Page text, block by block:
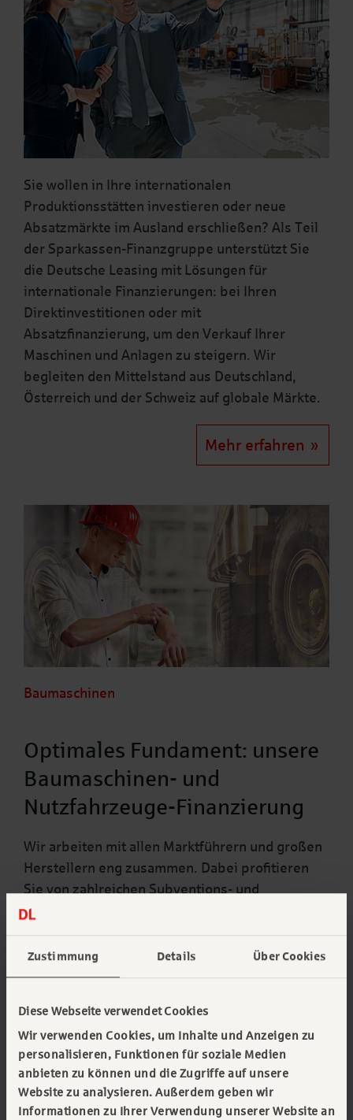
Zustimmung Details Über Cookies
Diese Webseite verwendet Cookies
Wir verwenden Cookies, um Inhalte und Anzeigen zu
personalisieren, Funktionen für soziale Medien
anbieten zu können und die Zugriffe auf unsere
Website zu analysieren. Außerdem geben wir
Informationen zu Ihrer Verwendung unserer Website an
Sie wollen in Ihre internationalen
Produktionsstätten investieren oder neue
Absatzmärkte im Ausland erschließen? Als Teil
der Sparkassen-Finanzgruppe unterstützt Sie
die Deutsche Leasing mit Lösungen für
internationale Finanzierungen: bei Ihren
Direktinvestitionen oder mit
Absatzfinanzierung, um den Verkauf Ihrer
Maschinen und Anlagen zu steigern. Wir
begleiten den Mittelstand aus Deutschland,
Österreich und der Schweiz auf globale Märkte.
Mehr erfahren
Baumaschinen
Optimales Fundament: unsere
Baumaschinen- und
Nutzfahrzeuge-Finanzierung
Wir arbeiten mit allen Marktführern und großen
Herstellern eng zusammen. Dabei profitieren
Sie von zahlreichen Subventions- und
Förderprogrammen